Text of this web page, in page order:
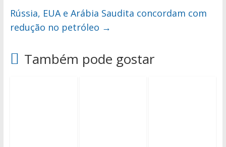
Rússia, EUA e Arábia Saudita concordam com
redução no petróleo →
Também pode gostar